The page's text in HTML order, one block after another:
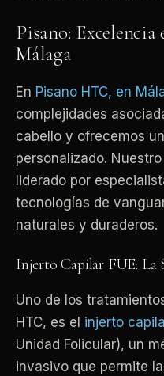
Pisano:
Málaga
En Pisano HTC, en
complejidades
cabello y ofrecemos
personalizado.
liderado por
tecnologías de
naturales y duraderos.
Injerto Capilar FUE: La
Uno de los
HTC, es el injerto
Unidad Folicular), un
invasivo que permite